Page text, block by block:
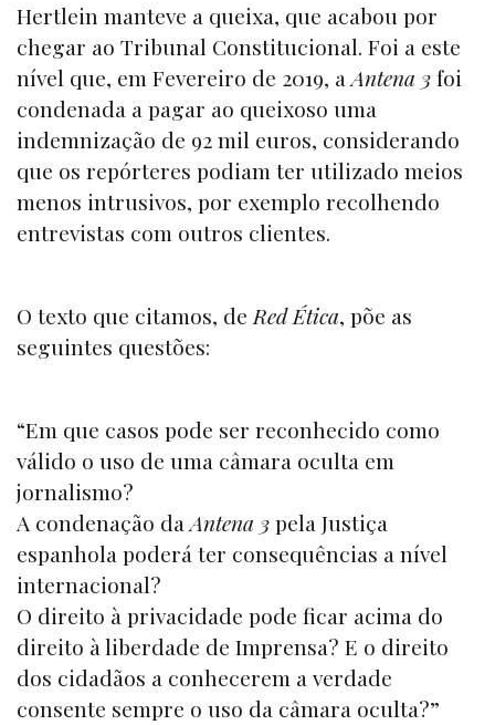
Hertlein manteve a queixa, que acabou por
chegar ao Tribunal Constitucional. Foi a este
nível que, em Fevereiro de 2019, aAntena 3foi
condenada a pagar ao queixoso uma
indemnização de 92 mil euros, considerando
que os repórteres podiam ter utilizado meios
menos intrusivos, por exemplo recolhendo
entrevistas com outros clientes.
O texto que citamos, deRed Ética, põe as
seguintes questões:
“Em que casos pode ser reconhecido como
válido o uso de uma câmara oculta em
jornalismo?
A condenação daAntena 3pela Justiça
espanhola poderá ter consequências a nível
internacional?
O direito à privacidade pode ficar acima do
direito à liberdade de Imprensa? E o direito
dos cidadãos a conhecerem a verdade
consente sempre o uso da câmara oculta?”